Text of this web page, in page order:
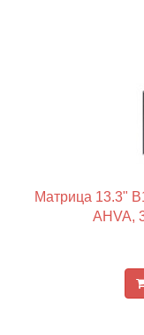
Матрица 13.3"
AHVA,